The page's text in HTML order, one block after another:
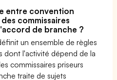
entre convention
commissaires
de branche ?
un ensemble de règles
dont l'activité dépend de la
commissaires priseurs
traite de sujets